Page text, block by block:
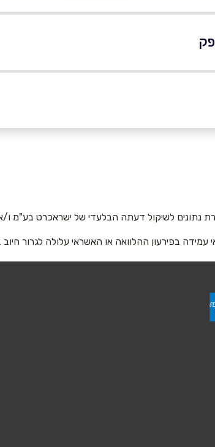
בקשר ל...
נתונים לשיקול דעתה הבלעדי של ישראכרט בע"מ ו/
עמידה בפירעון ההלוואה או האשראי עלולה לגרור